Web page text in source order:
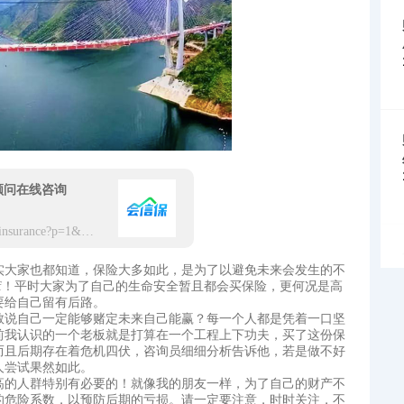
在线咨询
https://app.hxbaoxian.com/insurance?p=1&l=20&t=5&c=0&sourceType=web
家也都知道，保险大多如此，是为了以避免未来会发生的不
平时大家为了自己的生命安全暂且都会买保险，更何况是高
自己留有后路。
自己一定能够赌定未来自己能赢？每一个人都是凭着一口坚
认识的一个老板就是打算在一个工程上下功夫，买了这份保
后期存在着危机四伏，咨询员细细分析告诉他，若是做不好
试果然如此。
人群特别有必要的！就像我的朋友一样，为了自己的财产不
险系数，以预防后期的亏损。请一定要注意，时时关注，不